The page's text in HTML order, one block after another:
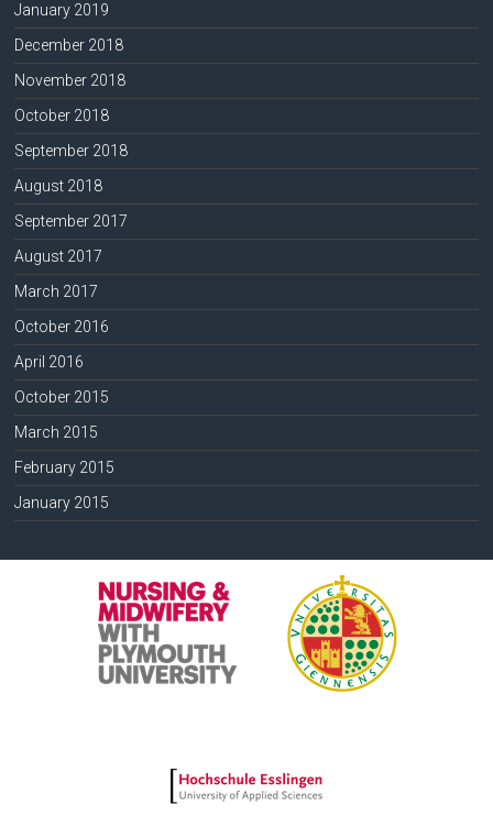
January 2019
December 2018
November 2018
October 2018
September 2018
August 2018
September 2017
August 2017
March 2017
October 2016
April 2016
October 2015
March 2015
February 2015
January 2015